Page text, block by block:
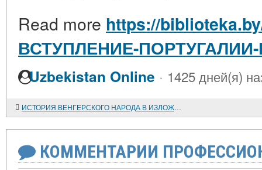
Read more https://
ВСТУПЛЕНИЕ-
Uzbekistan Online · 1425 дней(я)
ИСТОРИЯ ВЕНГЕРСКОГО НАРОДА В ИЗЛОЖЕНИИ СОВЕТСКИХ УЧЕНЫХ
КОММЕНТАРИИ